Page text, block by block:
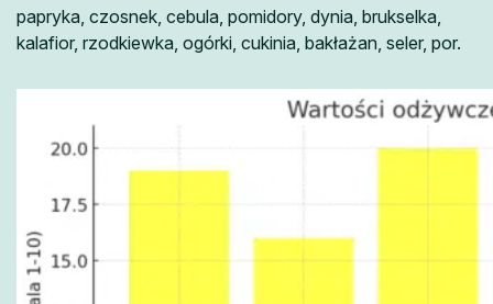
papryka, czosnek, cebula, pomidory, dynia, brukselka,
kalafior, rzodkiewka, ogórki, cukinia, bakłażan, seler, por.